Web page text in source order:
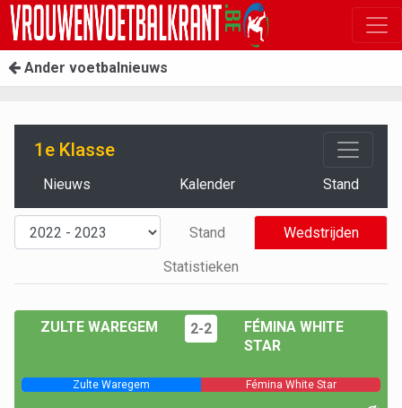
Ander voetbalnieuws
1e Klasse
Nieuws Kalender Stand
Stand
Wedstrijden
Statistieken
ZULTE WAREGEM 2-2
FÉMINA WHITE
STAR
Zulte Waregem Fémina White Star